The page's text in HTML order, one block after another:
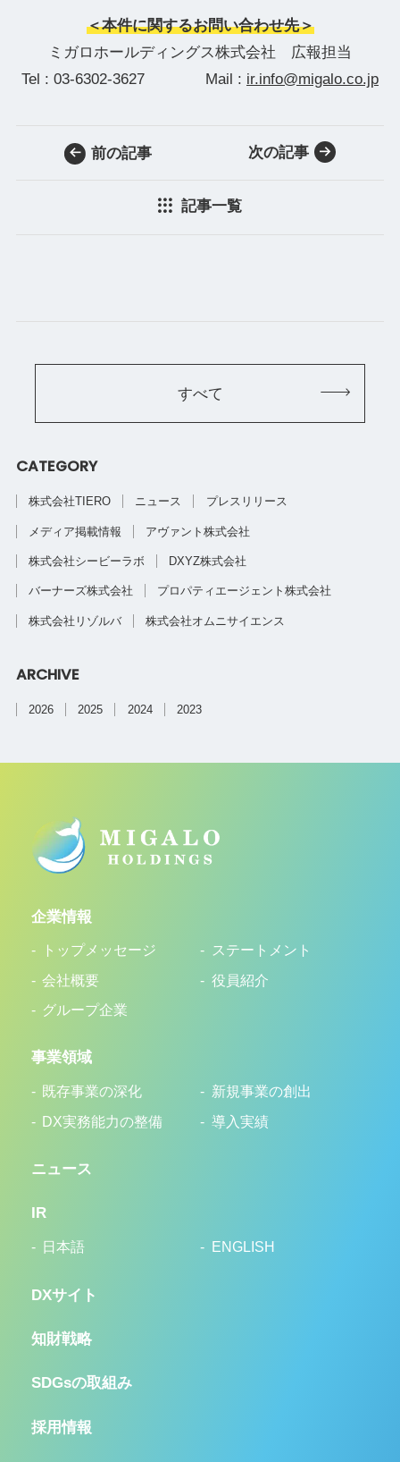
＜本件に関するお問い合わせ先＞
ミガロホールディングス株式会社 広報担当
Tel : 03-6302-3627 Mail : ir.info@migalo.co.jp
前の記事
記事一覧
次の記事
すべて
CATEGORY
株式会社TIERO ニュース プレスリリース
メディア掲載情報 アヴァント株式会社
株式会社シービーラボ DXYZ株式会社
バーナーズ株式会社 プロパティエージェント株式会社
株式会社リゾルバ 株式会社オムニサイエンス
ARCHIVE
2026 2025 2024 2023
企業情報
トップメッセージ
ステートメント
会社概要
役員紹介
グループ企業
事業領域
既存事業の深化
新規事業の創出
DX実務能力の整備
導入実績
ニュース
IR
日本語 ENGLISH
DXサイト
知財戦略
SDGsの取組み
採用情報